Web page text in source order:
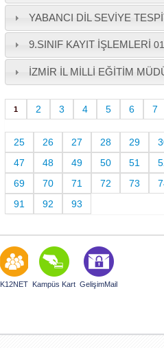
YABANCI DİL SEVİYE
9.SINIF KAYIT İŞLEMLERİ
İZMİR İL MİLLİ EĞİTİM
1 2 3 4 5 6 7
25 26 27 28 29
47
48 49 50 51
69
70 71 72 73
91
92 93
K12NET Kampüs Kart GelişimMail